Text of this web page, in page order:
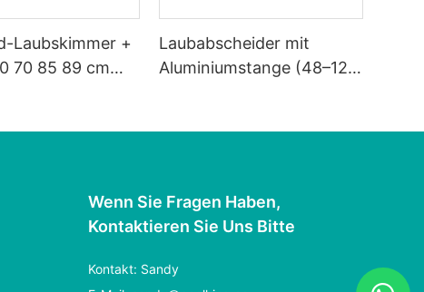
Laubskimmer +
70 85 89 cm
Laubabscheider mit
Aluminiumstange (48–122
Wenn Sie Fragen Haben,
Kontaktieren Sie Uns Bitte
Kontakt: Sandy